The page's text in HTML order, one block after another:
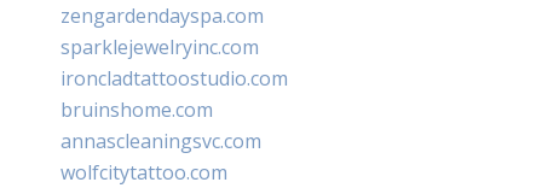
zengardendayspa.com
sparklejewelryinc.com
ironcladtattoostudio.com
bruinshome.com
annascleaningsvc.com
wolfcitytattoo.com